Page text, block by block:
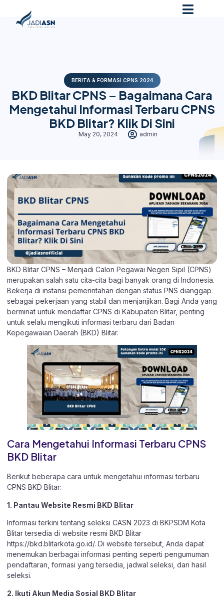
BERITA & FORMASI CPNS 2024
BKD Blitar CPNS – Bagaimana Cara
Mengetahui Informasi Terbaru CPNS
BKD Blitar? Klik Di Sini
May 20, 2024 admin
BKD Blitar CPNS – Menjadi Calon Pegawai Negeri Sipil (CPNS)
merupakan salah satu cita-cita bagi banyak orang di Indonesia.
Bekerja di instansi pemerintahan dengan status PNS dianggap
sebagai pekerjaan yang stabil dan menjanjikan. Bagi Anda yang
berminat untuk mendaftar CPNS di Kabupaten Blitar, penting
untuk selalu mengikuti informasi terbaru dari Badan
Kepegawaian Daerah (BKD) Blitar.
Cara Mengetahui Informasi Terbaru CPNS
BKD Blitar
Berikut beberapa cara untuk mengetahui informasi terbaru
CPNS BKD Blitar:
1. Pantau Website Resmi BKD Blitar
Informasi terkini tentang seleksi CASN 2023 di BKPSDM Kota
Blitar tersedia di website resmi BKD Blitar
https://bkd.blitarkota.go.id/. Di website tersebut, Anda dapat
menemukan berbagai informasi penting seperti pengumuman
pendaftaran, formasi yang tersedia, jadwal seleksi, dan hasil
seleksi.
2. Ikuti Akun Media Sosial BKD Blitar